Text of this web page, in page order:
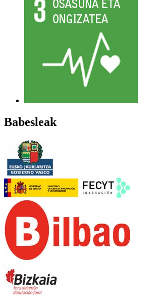
Babesleak